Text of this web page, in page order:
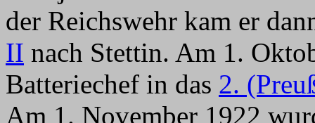
der Reichswehr kam er
II nach Stettin. Am 1.
Batteriechef in das 2.
Am 1. November 1922